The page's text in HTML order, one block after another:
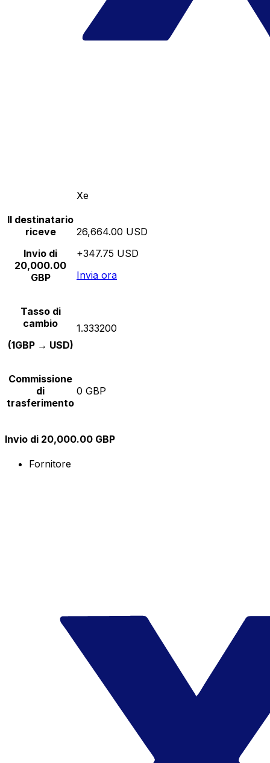
Xe
Il destinatario
riceve
Invio di
20,000.00
GBP
26,664.00 USD
+347.75 USD
Invia ora
Tasso di
cambio
(1GBP → USD)
1.333200
Commissione
di
trasferimento
0 GBP
Invio di 20,000.00 GBP
Fornitore